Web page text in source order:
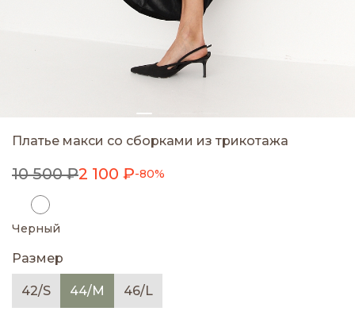
Платье макси со сборками из трикотажа
10 500 ₽2 100 ₽-80%
Черный
Размер
42/S 44/M 46/L